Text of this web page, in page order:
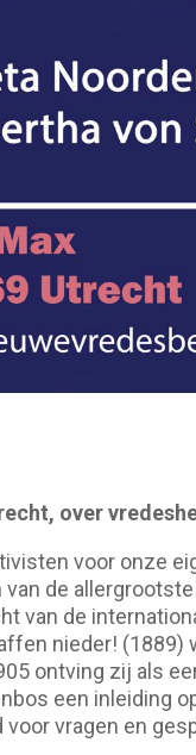
over
voor onze
de
van de
nieder! (1889)
ontving zij als
een inleiding
vragen en